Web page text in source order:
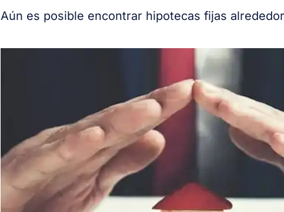
Aún es posible encontrar hipotecas fijas